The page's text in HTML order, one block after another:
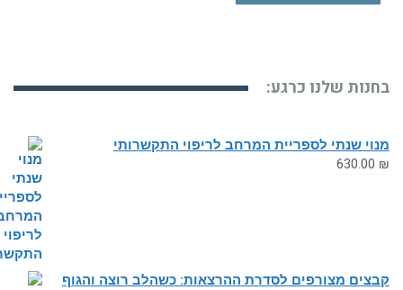
יש
ניתן
האפשרויות
שלנו כרגע:
שנתי לספריית המרחב לריפוי התקשרותי
מצורפים לסדרת ההרצאות: כשהלב רוצה והגוף